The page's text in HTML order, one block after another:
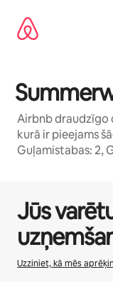
Airbnb draudzīgo
kurā ir pieejams
Guļamistabas: 2,
Jūs
Uzziniet, kā mēs